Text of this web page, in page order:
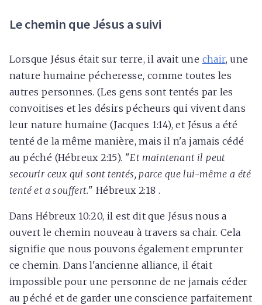
Le chemin que Jésus a suivi
Lorsque Jésus était sur terre, il avait une chair, une
nature humaine pécheresse, comme toutes les
autres personnes. (Les gens sont tentés par les
convoitises et les désirs pécheurs qui vivent dans
leur nature humaine (Jacques 1:14), et Jésus a été
tenté de la même manière, mais il n'a jamais cédé
au péché (Hébreux 2:15). "Et maintenant il peut
secourir ceux qui sont tentés, parce que lui-même a été
tenté et a souffert." Hébreux 2:18 .
Dans Hébreux 10:20, il est dit que Jésus nous a
ouvert le chemin nouveau à travers sa chair. Cela
signifie que nous pouvons également emprunter
ce chemin. Dans l'ancienne alliance, il était
impossible pour une personne de ne jamais céder
au péché et de garder une conscience parfaitement